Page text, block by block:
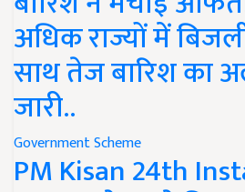
अधिक राज्यों में
साथ तेज बारिश का
जारी..
Government Scheme
PM Kisan 24th